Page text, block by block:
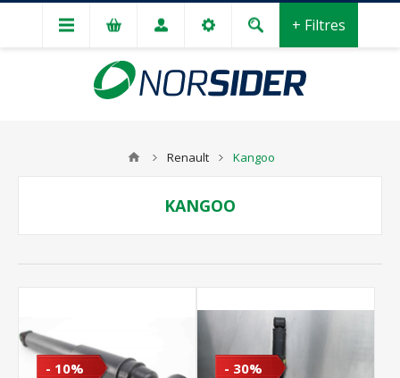
+ Filtres
Renault Kangoo
KANGOO
- 10% - 30%